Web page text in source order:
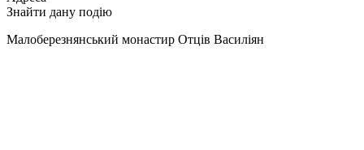
Знайти дану подію
Малоберезнянський монастир Отців Василіян